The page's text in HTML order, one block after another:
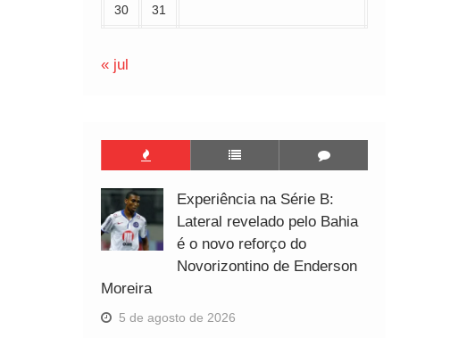
30 31
« jul
Experiência na Série B:
Lateral revelado pelo Bahia
é o novo reforço do
Novorizontino de Enderson
Moreira
5 de agosto de 2026